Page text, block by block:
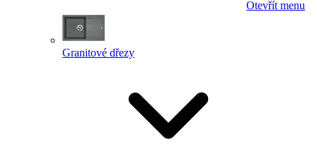
Otevřít menu
Granitové dřezy